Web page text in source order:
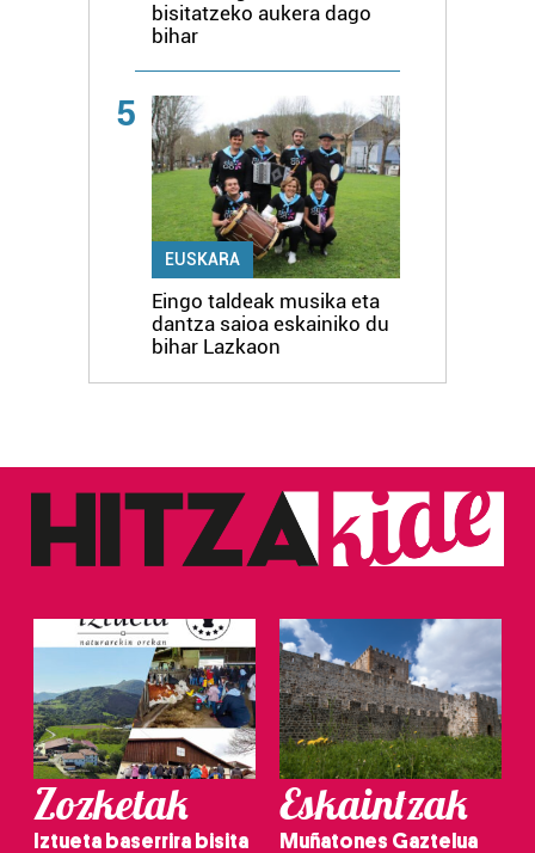
bisitatzeko aukera dago
bihar
5
EUSKARA
Eingo taldeak musika eta
dantza saioa eskainiko du
bihar Lazkaon
Zozketak
Iztueta baserrira bisita
Eskaintzak
Muñatones Gaztelua